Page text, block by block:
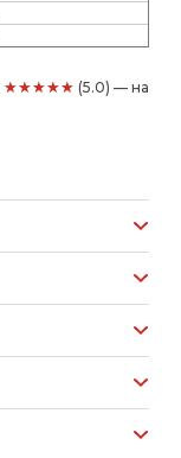
★★★★★ (5.0) — на